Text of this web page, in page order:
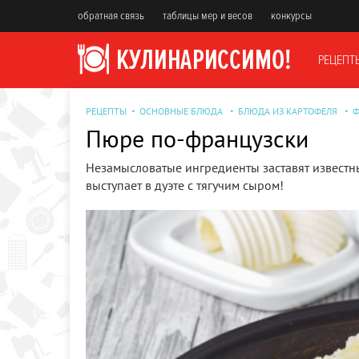
обратная связь таблицы мер и весов конкурсы
РЕЦЕПТЫ ОСНОВНЫЕ БЛЮДА БЛЮДА ИЗ КАРТОФЕЛЯ
Пюре по-французски
Незамысловатые ингредиенты заставят
выступает в дуэте с тягучим сыром!